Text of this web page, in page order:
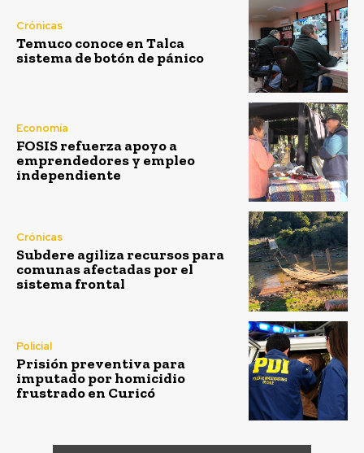
Crónicas
Temuco conoce en Talca
sistema de botón de pánico
Economía
FOSIS refuerza apoyo a
emprendedores y empleo
independiente
Crónicas
Subdere agiliza recursos para
comunas afectadas por el
sistema frontal
Policial
Prisión preventiva para
imputado por homicidio
frustrado en Curicó